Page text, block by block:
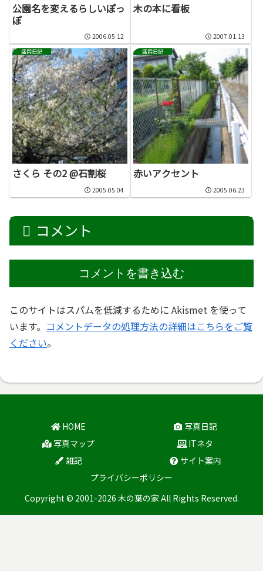
公園名を変えるらしいぽっ
ぽ
2006.05.12
木の本に看板
2007.01.13
盛岡日記
さくら その2 @石割桜
2005.05.04
盛岡日記
赤いアクセント
2005.06.23
コメント
コメントを書き込む
このサイトはスパムを低減するために Akismet を使って
います。 コメントデータの処理方法の詳細はこちらをご覧
ください。
HOME
写真日記
写真マップ
ITネタ
雑記
サイト案内
プライバシーポリシー
Copyright © 2001-2026 木の葉の家 All Rights Reserved.